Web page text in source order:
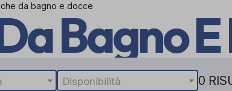
da bagno e docceBagno
Disponibilità 0